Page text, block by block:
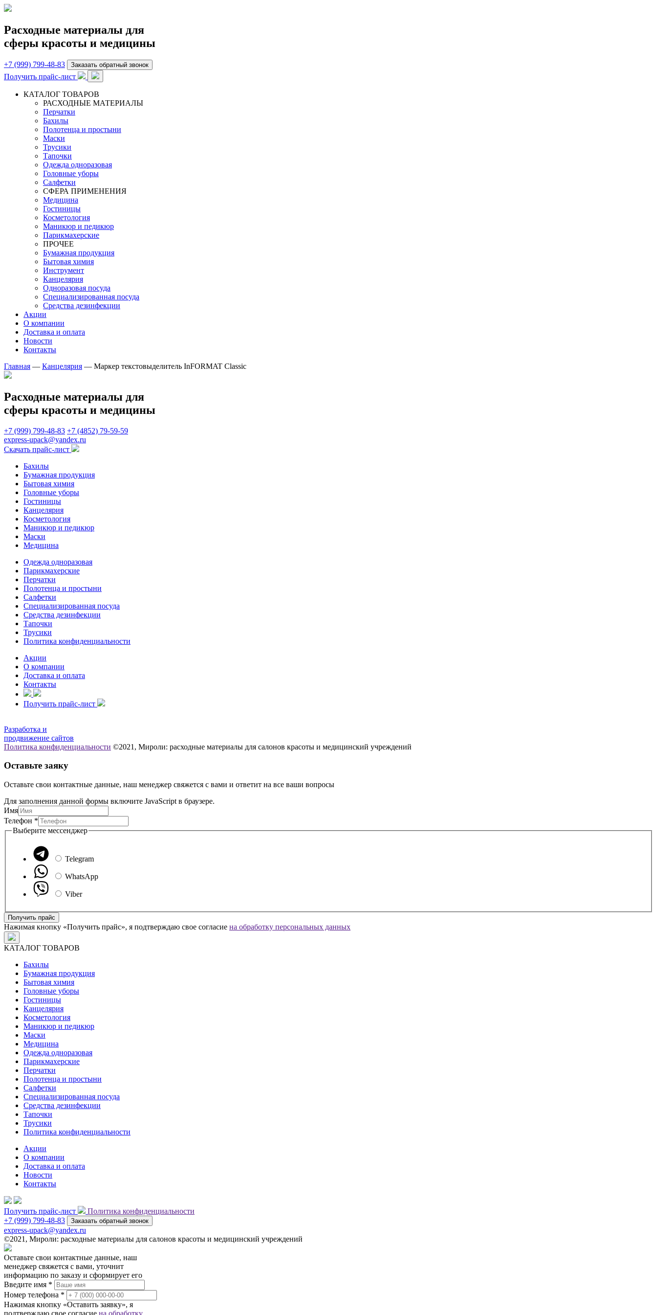
Расходные материалы для
сферы красоты и медицины
+7 (999) 799-48-83 Заказать обратный звонок
Получить прайс-лист
КАТАЛОГ ТОВАРОВ
РАСХОДНЫЕ МАТЕРИАЛЫ
Перчатки
Бахилы
Полотенца и простыни
Маски
Трусики
Тапочки
Одежда одноразовая
Головные уборы
Салфетки
СФЕРА ПРИМЕНЕНИЯ
Медицина
Гостиницы
Косметология
Маникюр и педикюр
Парикмахерские
ПРОЧЕЕ
Бумажная продукция
Бытовая химия
Инструмент
Канцелярия
Одноразовая посуда
Специализированная посуда
Средства дезинфекции
Акции
О компании
Доставка и оплата
Новости
Контакты
Главная — Канцелярия — Маркер текстовыделитель InFORMAT Classic
Расходные материалы для
сферы красоты и медицины
+7 (999) 799-48-83 +7 (4852) 79-59-59
express-upack@yandex.ru
Скачать прайс-лист
Бахилы
Бумажная продукция
Бытовая химия
Головные уборы
Гостиницы
Канцелярия
Косметология
Маникюр и педикюр
Маски
Медицина
Одежда одноразовая
Парикмахерские
Перчатки
Полотенца и простыни
Салфетки
Специализированная посуда
Средства дезинфекции
Тапочки
Трусики
Политика конфиденциальности
Акции
О компании
Доставка и оплата
Контакты
Получить прайс-лист
Разработка и
продвижение сайтов
Политика конфиденциальности ©2021, Мироли: расходные материалы для салонов красоты и медицинский учреждений
Оставьте заяку
Оставьте свои контактные данные, наш менеджер свяжется с вами и ответит на все ваши вопросы
Для заполнения данной формы включите JavaScript в браузере.
Имя
Телефон
Имя
Телефон *
Выберите мессенджер
Telegram
WhatsApp
Viber
Получить прайс
Нажимая кнопку «Получить прайс», я подтверждаю свое согласие на обработку персональных данных
КАТАЛОГ ТОВАРОВ
Бахилы
Бумажная продукция
Бытовая химия
Головные уборы
Гостиницы
Канцелярия
Косметология
Маникюр и педикюр
Маски
Медицина
Одежда одноразовая
Парикмахерские
Перчатки
Полотенца и простыни
Салфетки
Специализированная посуда
Средства дезинфекции
Тапочки
Трусики
Политика конфиденциальности
Акции
О компании
Доставка и оплата
Новости
Контакты
Получить прайс-лист
Политика конфиденциальности
+7 (999) 799-48-83
Заказать обратный звонок
express-upack@yandex.ru
©2021, Мироли: расходные материалы для салонов красоты и медицинский учреждений
Оставьте свои контактные данные, наш
менеджер свяжется с вами, уточнит
информацию по заказу и сформирует его
Введите имя *
Номер телефона *
Нажимая кнопку «Оставить заявку», я
подтверждаю свое согласие на обработку